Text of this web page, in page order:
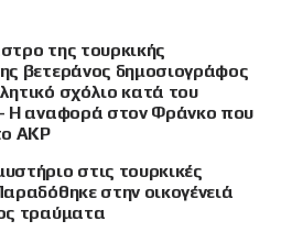
της τουρκικής
βετεράνος δημοσιογράφος
σχόλιο κατά του
Η αναφορά στον Φράνκο που
AKP
στις τουρκικές
στην οικογένειά
τραύματα